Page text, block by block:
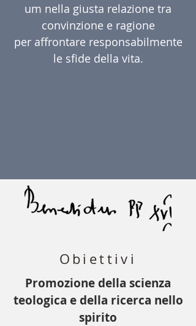
um nella giusta relazione tra
convinzione e ragione
per affrontare responsabilmente
le sfide della vita.
Obiettivi
Promozione della scienza
teologica e della ricerca nello
spirito